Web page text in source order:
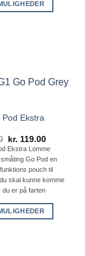
Ekstra
Den
oprindelige
pris
var:
kr. 199.00.
kr. 119.00Den
aktuelle
er:
kr.
Ekstra Lomme
Go Pod en
pouch til
skal kunne komme
du er på farten